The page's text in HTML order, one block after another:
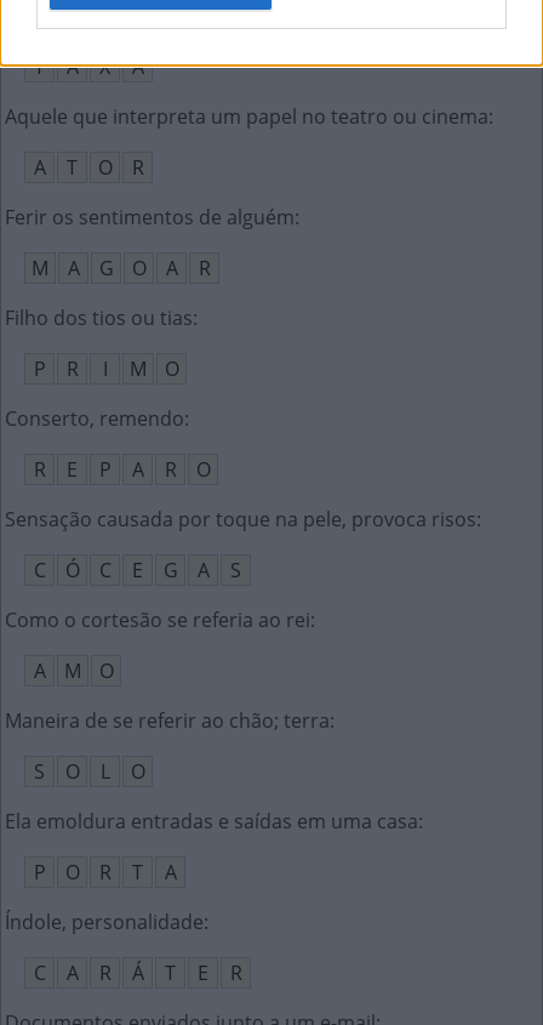
A de transmissão mede o índice de contágio
T
A X
A
Aquele que interpreta um papel no teatro ou cinema:
A
T O
R
Ferir os sentimentos de alguém:
M
A G O A
R
Filho dos tios ou tias:
P
R I M
O
Conserto, remendo:
R
E P A R
O
Sensação causada por toque na pele, provoca risos:
C
Ó C E G A
S
Como o cortesão se referia ao rei:
A
M
O
Maneira de se referir ao chão; terra:
S
O L
O
Ela emoldura entradas e saídas em uma casa:
P
O R T
A
Índole, personalidade:
C
A R Á T E
R